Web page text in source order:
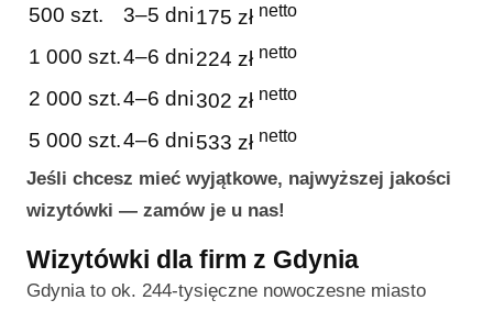
500 szt. 3–5 dni175 zł netto
1 000 szt.4–6 dni224 zł netto
2 000 szt.4–6 dni302 zł netto
5 000 szt.4–6 dni533 zł netto
Jeśli chcesz mieć wyjątkowe, najwyższej jakości
wizytówki — zamów je u nas!
Wizytówki dla firm z Gdynia
Gdynia to ok. 244-tysięczne nowoczesne miasto